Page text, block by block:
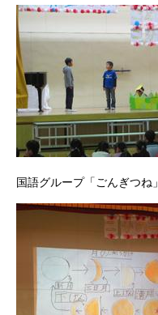
国語グループ「ごんぎつね」